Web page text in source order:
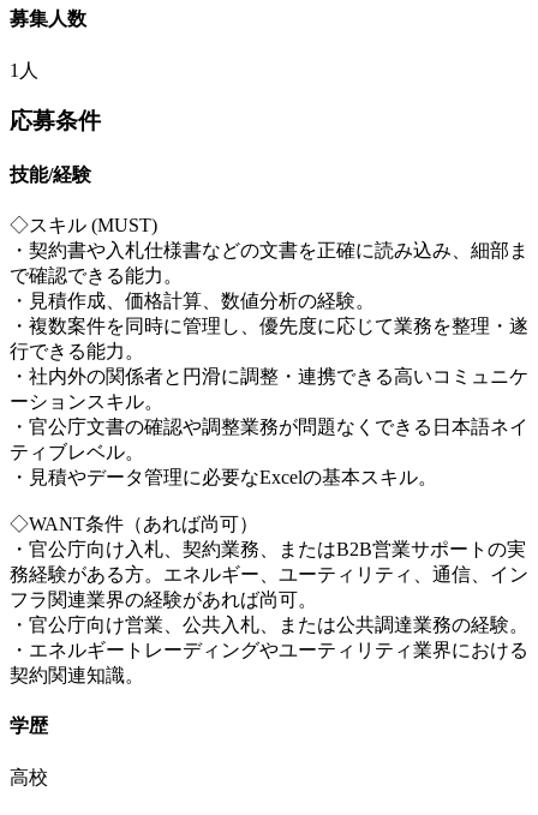
募集人数
1人
応募条件
技能/経験
◇スキル (MUST)
・契約書や入札仕様書などの文書を正確に読み込み、細部ま
で確認できる能力。
・見積作成、価格計算、数値分析の経験。
・複数案件を同時に管理し、優先度に応じて業務を整理・遂
行できる能力。
・社内外の関係者と円滑に調整・連携できる高いコミュニケ
ーションスキル。
・官公庁文書の確認や調整業務が問題なくできる日本語ネイ
ティブレベル。
・見積やデータ管理に必要なExcelの基本スキル。
◇WANT条件（あれば尚可）
・官公庁向け入札、契約業務、またはB2B営業サポートの実
務経験がある方。エネルギー、ユーティリティ、通信、イン
フラ関連業界の経験があれば尚可。
・官公庁向け営業、公共入札、または公共調達業務の経験。
・エネルギートレーディングやユーティリティ業界における
契約関連知識。
学歴
高校